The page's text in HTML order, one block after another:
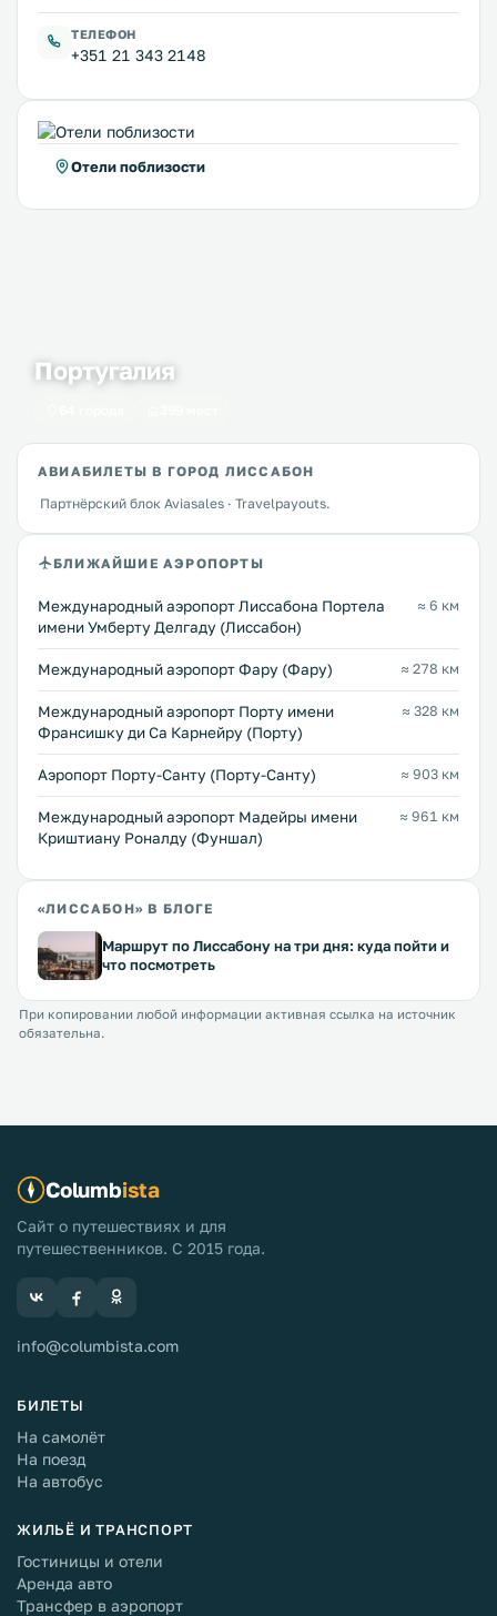
ТЕЛЕФОН
+351 21 343 2148
Отели поблизости
Португалия
АВИАБИЛЕТЫ В ГОРОД ЛИССАБОН
Партнёрский блок Aviasales · Travelpayouts.
БЛИЖАЙШИЕ АЭРОПОРТЫ
Международный аэропорт Лиссабона Портела
имени Умберту Делгаду (Лиссабон)
≈ 6 км
Международный аэропорт Фару (Фару) ≈ 278 км
Международный аэропорт Порту имени
Франсишку ди Са Карнейру (Порту)
≈ 328 км
Аэропорт Порту-Санту (Порту-Санту) ≈ 903 км
Международный аэропорт Мадейры имени
Криштиану Роналду (Фуншал)
≈ 961 км
«ЛИССАБОН» В БЛОГЕ
Маршрут по Лиссабону на три дня: куда пойти и
что посмотреть
При копировании любой информации активная ссылка на источник
обязательна.
Columbista
Сайт о путешествиях и для
путешественников. С 2015 года.
info@columbista.com
БИЛЕТЫ
На самолёт
На поезд
На автобус
ЖИЛЬЁ И ТРАНСПОРТ
Гостиницы и отели
Аренда авто
Трансфер в аэропорт